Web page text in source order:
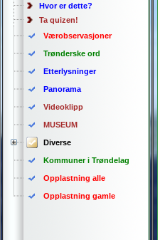
Hvor er dette?
Ta quizen!
Værobservasjoner
Trønderske ord
Etterlysninger
Panorama
Videoklipp
MUSEUM
Diverse
Kommuner i Trøndelag
Opplastning alle
Opplastning gamle